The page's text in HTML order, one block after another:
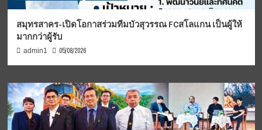
สมุทรสาคร-เปิดโอกาสร่วมทีมบัวสุวรรณ FCสโลแกน เป็นผู้ให้
มากกว่าผู้รับ
admin1 05/08/2026